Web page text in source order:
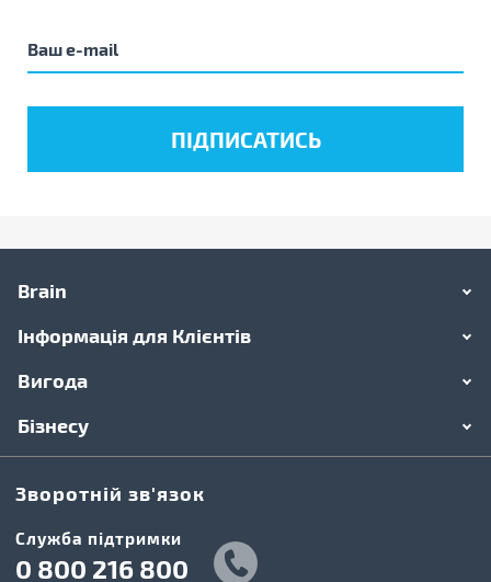
Brain
Інформація для Клієнтів
Вигода
Бізнесу
Зворотній зв'язок
Cлужба підтримки
0 800 216 800